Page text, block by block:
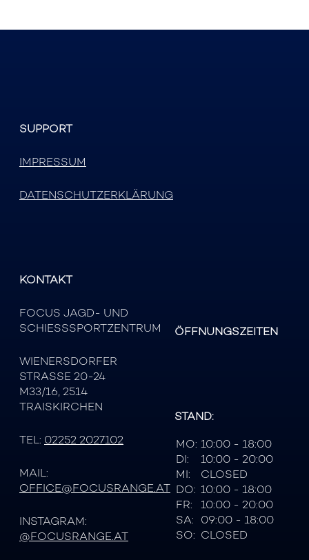
SUPPORT
IMPRESSUM
DATENSCHUTZERKLÄRUNG
KONTAKT
FOCUS JAGD- UND
SCHIESSSPORTZENTRUM
WIENERSDORFER
STRASSE 20-24
M33/16, 2514
TRAISKIRCHEN
TEL: 02252 2027102
MAIL:
OFFICE@FOCUSRANGE.AT
INSTAGRAM:
@FOCUSRANGE.AT
ÖFFNUNGSZEITEN
STAND:
MO: 10:00 - 18:00
DI:
10:00 - 20:00
MI:
CLOSED
DO: 10:00 - 18:00
FR:
10:00 - 20:00
SA: 09:00 - 18:00
SO: CLOSED